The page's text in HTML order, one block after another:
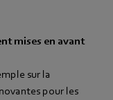
mises en avant
sur la
pour les